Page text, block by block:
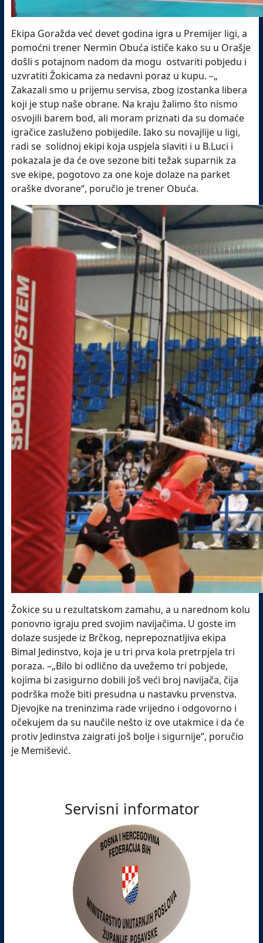
Ekipa Goražda već devet godina igra u Premijer ligi, a
pomoćni trener Nermin Obuća ističe kako su u Orašje
došli s potajnom nadom da mogu ostvariti pobjedu i
uzvratiti Žokicama za nedavni poraz u kupu. –„
Zakazali smo u prijemu servisa, zbog izostanka libera
koji je stup naše obrane. Na kraju žalimo što nismo
osvojili barem bod, ali moram priznati da su domaće
igračice zasluženo pobijedile. Iako su novajlije u ligi,
radi se solidnoj ekipi koja uspjela slaviti i u B.Luci i
pokazala je da će ove sezone biti težak suparnik za
sve ekipe, pogotovo za one koje dolaze na parket
oraške dvorane“, poručio je trener Obuća.
Žokice su u rezultatskom zamahu, a u narednom kolu
ponovno igraju pred svojim navijačima. U goste im
dolaze susjede iz Brčkog, neprepoznatljiva ekipa
Bimal Jedinstvo, koja je u tri prva kola pretrpjela tri
poraza. –„Bilo bi odlično da uvežemo tri pobjede,
kojima bi zasigurno dobili još veći broj navijača, čija
podrška može biti presudna u nastavku prvenstva.
Djevojke na treninzima rade vrijedno i odgovorno i
očekujem da su naučile nešto iz ove utakmice i da će
protiv Jedinstva zaigrati još bolje i sigurnije“, poručio
je Memišević.
Servisni informator